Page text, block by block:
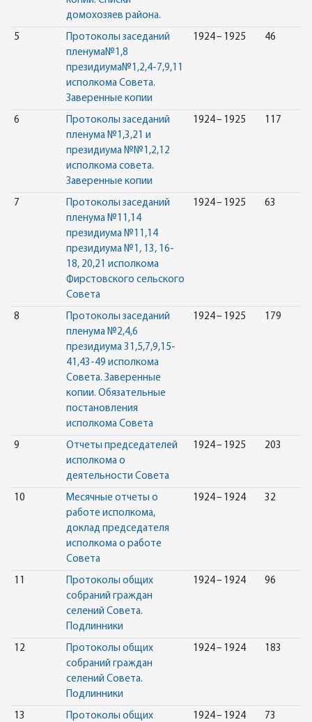
домохозяев района.
5
Протоколы заседаний
пленума№1,8
президиума№1,2,4-7,9,11
исполкома Совета.
Заверенные копии
1924 – 1925 46
6
Протоколы заседаний
пленума №1,3,21 и
президиума №№1,2,12
исполкома совета.
Заверенные копии
1924 – 1925 117
7
Протоколы заседаний
пленума №11,14
президиума №11,14
президиума №1, 13, 16-
18, 20,21 исполкома
Фирстовского сельского
Совета
1924 – 1925 63
8
Протоколы заседаний
пленума №2,4,6
президиума 31,5,7,9,15-
41,43-49 исполкома
Совета. Заверенные
копии. Обязательные
постановления
исполкома Совета
1924 – 1925 179
9
Отчеты председателей
исполкома о
деятельности Совета
1924 – 1925 203
10
Месячные отчеты о
работе исполкома,
доклад председателя
исполкома о работе
Совета
1924 – 1924 32
11
Протоколы общих
собраний граждан
селений Совета.
Подлинники
1924 – 1924 96
12
Протоколы общих
собраний граждан
селений Совета.
Подлинники
1924 – 1924 183
13
Протоколы общих
1924 – 1924 73